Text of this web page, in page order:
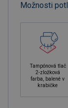
Možnosti
Tampónová tlač
2-zložková
farba, balené v
krabičke